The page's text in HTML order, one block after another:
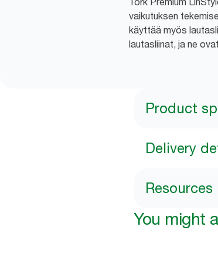
vaikutuksen
käyttää myös
lautasliinat, ja ne
Product
Delivery
Resources
You might